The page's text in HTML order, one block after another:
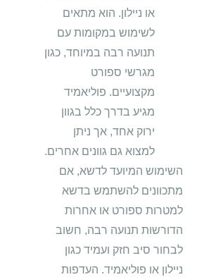
או ניילון. הוא מתאים
לשימוש במקומות עם
תנועה רבה במיוחד, כגון
מגרשי ספורט
מקצועיים. פוליאמיד
מגיע בדרך כלל בגוון
ירוק אחד, אך ניתן
למצוא גם גוונים אחרים.
השימוש המיועד לדשא, אם
מתכוונים להשתמש בדשא
למטרות ספורט או אחרות
הדורשות תנועה רבה, חשוב
לבחור סיב חזק ועמיד כגון
ניילון או פוליאמיד. העדפות